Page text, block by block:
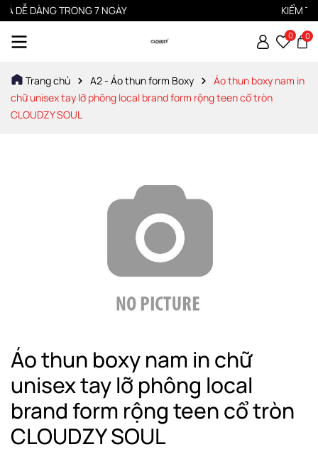
DÀNG TRONG 7 NGÀY KIỂM
0 0
Trang chủ A2 - Áo thun form Boxy
Áo thun boxy nam in
chữ unisex tay lỡ phông local brand form rộng teen cổ tròn
CLOUDZY SOUL
Áo thun boxy nam in chữ
unisex tay lỡ phông local
brand form rộng teen cổ tròn
CLOUDZY SOUL